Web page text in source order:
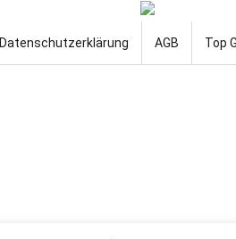
Datenschutzerklärung AGB Top